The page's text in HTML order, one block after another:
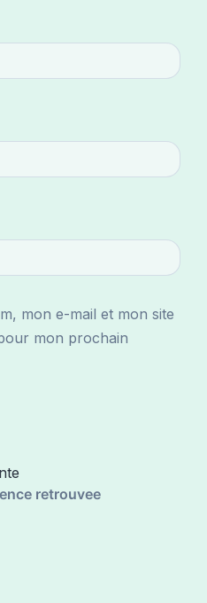
mon e-mail et mon site
mon prochain
retrouvee